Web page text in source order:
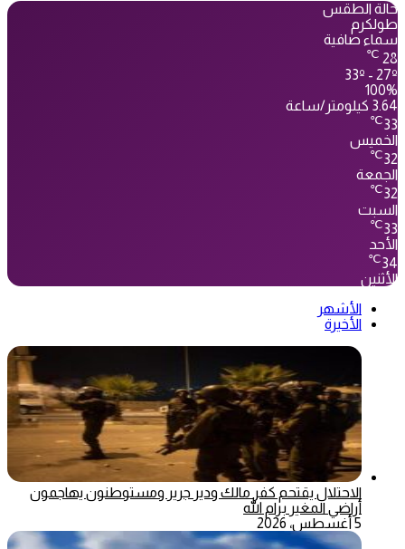
حالة الطقس
طولكرم
سماء صافية
28
℃
33º - 27º
100%
3.64 كيلومتر/ساعة
33
℃
الخميس
32
℃
الجمعة
32
℃
السبت
33
℃
الأحد
34
℃
الأثنين
الأشهر
الأخيرة
الاحتلال يقتحم كفر مالك ودير جرير ومستوطنون يهاجمون
أراضي المغير برام الله
5 أغسطس، 2026